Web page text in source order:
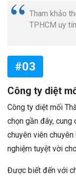
Tham khảo
TPHCM uy
#03
Công ty diệt
Công ty diệt mối
chọn gần đây,
chuyên viên
nghiệm tuyệt vời
Được biết đến với